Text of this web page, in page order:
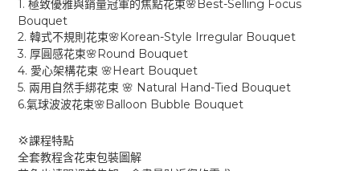
1. 極致優雅與銷量冠軍的焦點花束🌸Best-Selling Focus
Bouquet
2. 韓式不規則花束🌸Korean-Style Irregular Bouquet
3. 厚圓感花束🌸Round Bouquet
4. 愛心架構花束 🌸Heart Bouquet
5. 兩用自然手綁花束 🌸 Natural Hand-Tied Bouquet
6.氣球波波花束🌸Balloon Bubble Bouquet
💢課程特點
全套教程含花束包裝圖解